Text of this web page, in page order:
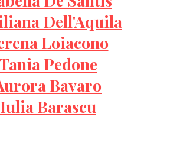
Dell'Aquila
Loiacono
Tania Pedone
Bavaro
Iulia Barascu